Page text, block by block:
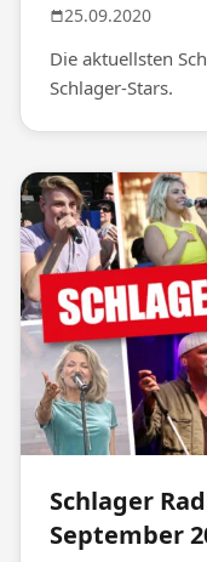
25.09.2020
Die aktuellsten
Schlager-Stars.
Schlager
September